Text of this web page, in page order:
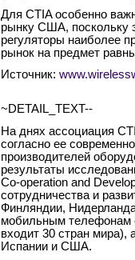
Для CTIA особенно
рынку США, поскольку
регуляторы наиболее
рынок на предмет
Источник:
~DETAIL_TEXT--
На днях ассоциация
согласно ее
производителей
результаты
Co-operation and
сотрудничества и
Финляндии,
мобильным телефонам
входит 30 стран мира),
Испании и США.